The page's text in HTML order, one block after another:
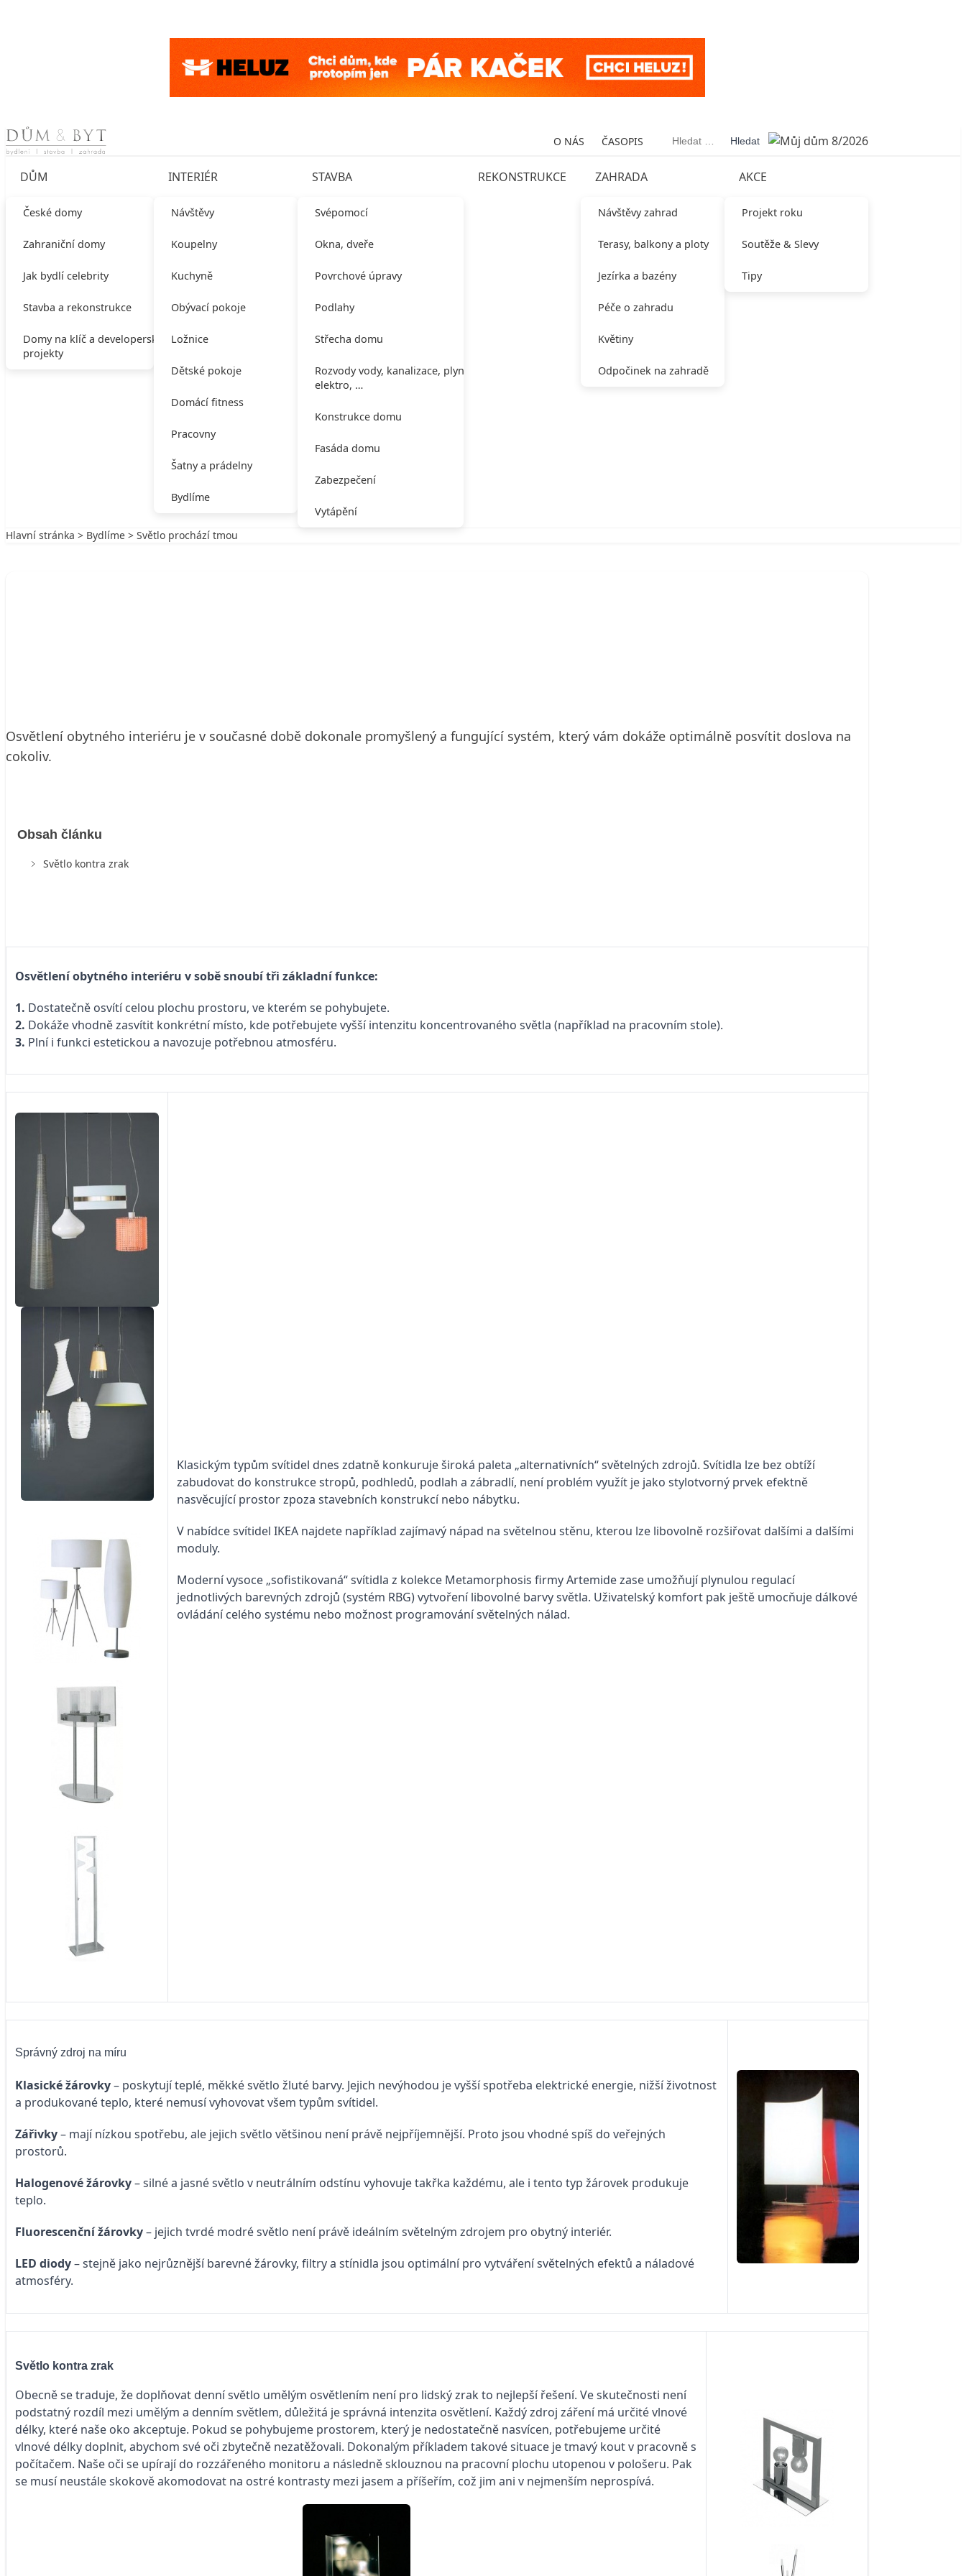
Skip to content O NÁS ČASOPIS Vyhledávání
DŮM
České domy
Zahraniční domy
Jak bydlí celebrity
Stavba a rekonstrukce
Domy na klíč a developerské
projekty
INTERIÉR
Návštěvy
Koupelny
Kuchyně
Obývací pokoje
Ložnice
Dětské pokoje
Domácí fitness
Pracovny
Šatny a prádelny
Bydlíme
STAVBA
Svépomocí
Okna, dveře
Povrchové úpravy
Podlahy
Střecha domu
Rozvody vody, kanalizace, plynu,
elektro, …
Konstrukce domu
Fasáda domu
Zabezpečení
Vytápění
REKONSTRUKCE ZAHRADA
Návštěvy zahrad
Terasy, balkony a ploty
Jezírka a bazény
Péče o zahradu
Květiny
Odpočinek na zahradě
AKCE
Projekt roku
Soutěže & Slevy
Tipy
Hlavní stránka > Bydlíme > Světlo prochází tmou
Osvětlení obytného interiéru je v současné době dokonale promyšlený a fungující systém, který vám dokáže optimálně posvítit doslova na
cokoliv.
Obsah článku
Světlo kontra zrak
Osvětlení obytného interiéru v sobě snoubí tři základní funkce:
1. Dostatečně osvítí celou plochu prostoru, ve kterém se pohybujete.
2. Dokáže vhodně zasvítit konkrétní místo, kde potřebujete vyšší intenzitu koncentrovaného světla (například na pracovním stole).
3. Plní i funkci estetickou a navozuje potřebnou atmosféru.
Klasickým typům svítidel dnes zdatně konkuruje široká paleta „alternativních“ světelných zdrojů. Svítidla lze bez obtíží
zabudovat do konstrukce stropů, podhledů, podlah a zábradlí, není problém využít je jako stylotvorný prvek efektně
nasvěcující prostor zpoza stavebních konstrukcí nebo nábytku.
V nabídce svítidel IKEA najdete například zajímavý nápad na světelnou stěnu, kterou lze libovolně rozšiřovat dalšími a dalšími
moduly.
Moderní vysoce „sofistikovaná“ svítidla z kolekce Metamorphosis firmy Artemide zase umožňují plynulou regulací
jednotlivých barevných zdrojů (systém RBG) vytvoření libovolné barvy světla. Uživatelský komfort pak ještě umocňuje dálkové
ovládání celého systému nebo možnost programování světelných nálad.
Správný zdroj na míru
Klasické žárovky– poskytují teplé, měkké světlo žluté barvy. Jejich nevýhodou je vyšší spotřeba elektrické energie, nižší životnost
a produkované teplo, které nemusí vyhovovat všem typům svítidel.
Zářivky– mají nízkou spotřebu, ale jejich světlo většinou není právě nejpříjemnější. Proto jsou vhodné spíš do veřejných
prostorů.
Halogenové žárovky– silné a jasné světlo v neutrálním odstínu vyhovuje takřka každému, ale i tento typ žárovek produkuje
teplo.
Fluorescenční žárovky– jejich tvrdé modré světlo není právě ideálním světelným zdrojem pro obytný interiér.
LED diody– stejně jako nejrůznější barevné žárovky, filtry a stínidla jsou optimální pro vytváření světelných efektů a náladové
atmosféry.
Světlo kontra zrak
Obecně se traduje, že doplňovat denní světlo umělým osvětlením není pro lidský zrak to nejlepší řešení. Ve skutečnosti není
podstatný rozdíl mezi umělým a denním světlem, důležitá je správná intenzita osvětlení. Každý zdroj záření má určité vlnové
délky, které naše oko akceptuje. Pokud se pohybujeme prostorem, který je nedostatečně nasvícen, potřebujeme určité
vlnové délky doplnit, abychom své oči zbytečně nezatěžovali. Dokonalým příkladem takové situace je tmavý kout v pracovně s
počítačem. Naše oči se upírají do rozzářeného monitoru a následně sklouznou na pracovní plochu utopenou v pološeru. Pak
se musí neustále skokově akomodovat na ostré kontrasty mezi jasem a příšeřím, což jim ani v nejmenším neprospívá.